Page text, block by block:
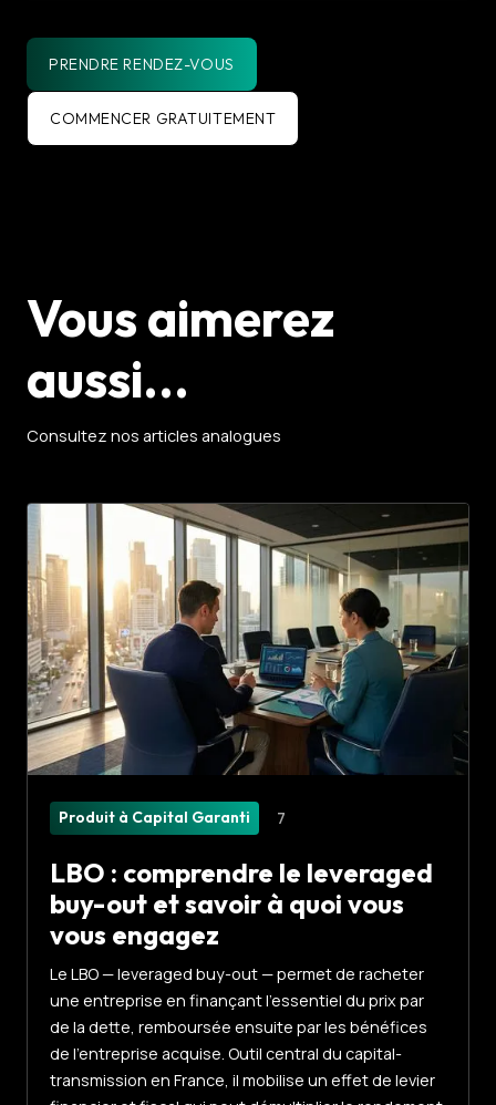
PRENDRE RENDEZ-VOUS
COMMENCER GRATUITEMENT
Vous aimerez
aussi...
Consultez nos articles analogues
Produit à Capital Garanti 7
LBO : comprendre le leveraged
buy-out et savoir à quoi vous
vous engagez
Le LBO — leveraged buy-out — permet de racheter
une entreprise en finançant l'essentiel du prix par
de la dette, remboursée ensuite par les bénéfices
de l'entreprise acquise. Outil central du capital-
transmission en France, il mobilise un effet de levier